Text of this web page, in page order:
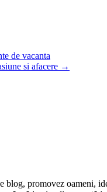
de vacanta
si afacere →
blog, promovez oameni,